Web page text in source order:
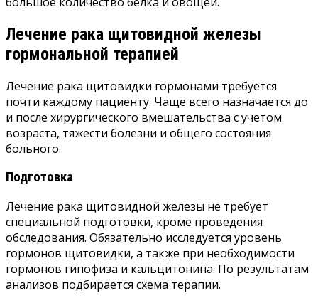
Лечение рака щитовидной железы
гормональной терапией
Лечение рака щитовидки гормонами требуется
почти каждому пациенту. Чаще всего назначается до
и после хирургического вмешательства с учетом
возраста, тяжести болезни и общего состояния
больного.
Подготовка
Лечение рака щитовидной железы не требует
специальной подготовки, кроме проведения
обследования. Обязательно исследуется уровень
гормонов щитовидки, а также при необходимости
гормонов гипофиза и кальцитонина. По результатам
анализов подбирается схема терапии.